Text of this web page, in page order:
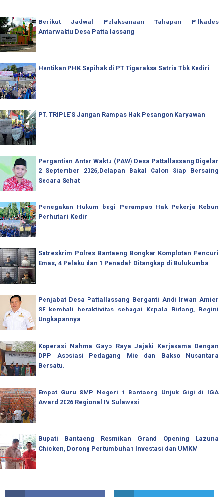
Berikut Jadwal Pelaksanaan Tahapan Pilkades
Antarwaktu Desa Pattallassang
Hentikan PHK Sepihak di PT Tigaraksa Satria Tbk Kediri
PT. TRIPLE'S Jangan Rampas Hak Pesangon Karyawan
Pergantian Antar Waktu (PAW) Desa Pattallassang Digelar
2 September 2026,Delapan Bakal Calon Siap Bersaing
Secara Sehat
Penegakan Hukum bagi Perampas Hak Pekerja Kebun
Perhutani Kediri
Satreskrim Polres Bantaeng Bongkar Komplotan Pencuri
Emas, 4 Pelaku dan 1 Penadah Ditangkap di Bulukumba
Penjabat Desa Pattallassang Berganti Andi Irwan Amier
SE kembali beraktivitas sebagai Kepala Bidang, Begini
Ungkapannya
Koperasi Nahma Gayo Raya Jajaki Kerjasama Dengan
DPP Asosiasi Pedagang Mie dan Bakso Nusantara
Bersatu.
Empat Guru SMP Negeri 1 Bantaeng Unjuk Gigi di IGA
Award 2026 Regional IV Sulawesi
Bupati Bantaeng Resmikan Grand Opening Lazuna
Chicken, Dorong Pertumbuhan Investasi dan UMKM